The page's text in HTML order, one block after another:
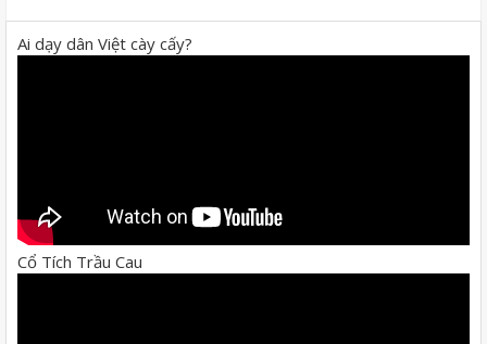
Ai dạy dân Việt cày cấy?
Cổ Tích Trầu Cau